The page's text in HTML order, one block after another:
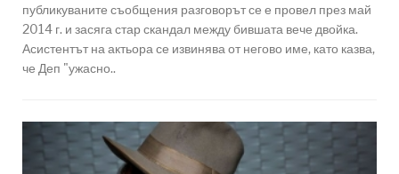
публикуваните съобщения разговорът се е провел през май
2014 г. и засяга стар скандал между бившата вече двойка.
Асистентът на актьора се извинява от негово име, като казва,
че Деп "ужасно..